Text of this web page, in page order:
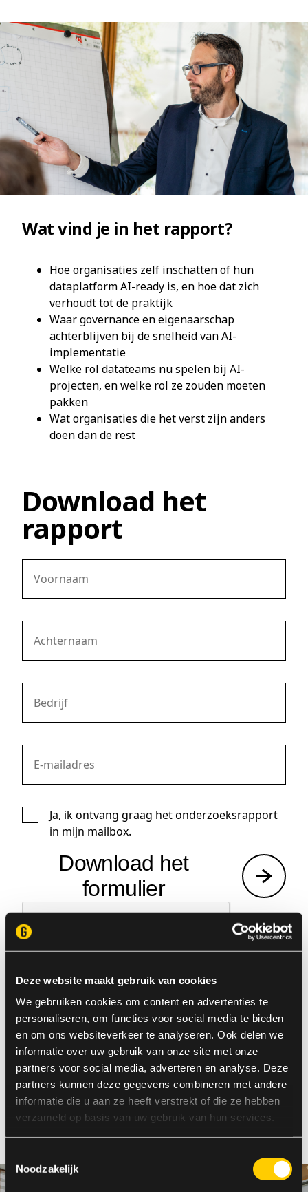
Deze website maakt gebruik van cookies
We gebruiken cookies om content en advertenties te
personaliseren, om functies voor social media te bieden
en om ons websiteverkeer te analyseren. Ook delen we
informatie over uw gebruik van onze site met onze
partners voor social media, adverteren en analyse. Deze
partners kunnen deze gegevens combineren met andere
informatie die u aan ze heeft verstrekt of die ze hebben
verzameld op basis van uw gebruik van hun services.
Noodzakelijk
Wat vind je in het rapport?
Hoe organisaties zelf inschatten of hun
dataplatform AI-ready is, en hoe dat zich
verhoudt tot de praktijk
Waar governance en eigenaarschap
achterblijven bij de snelheid van AI-
implementatie
Welke rol datateams nu spelen bij AI-
projecten, en welke rol ze zouden moeten
pakken
Wat organisaties die het verst zijn anders
doen dan de rest
Download het
rapport
Voor wie wij
werken
Wij werken voor diverse organisaties in meerdere
branches maar zijn met name actief binnen
onderstaande sectoren. Lees meer over hoe wij te
werk gaan binnen deze sectoren.